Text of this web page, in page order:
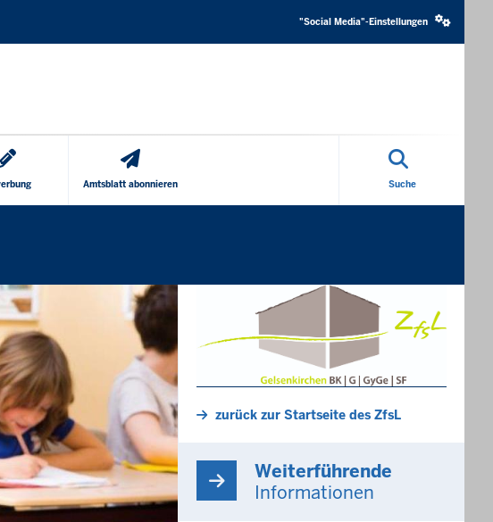
media
"Social Media"-Einstellungen
Amtsblatt abonnieren Suche
zurück zur Startseite des ZfsL
Weiterführende
Informationen